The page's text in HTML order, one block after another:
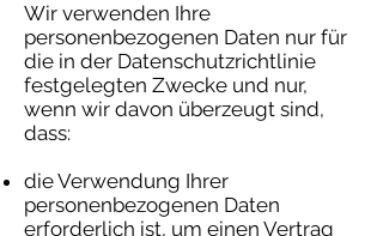
Wir verwenden Ihre
personenbezogenen Daten nur für
die in der Datenschutzrichtlinie
festgelegten Zwecke und nur,
wenn wir davon überzeugt sind,
dass:
die Verwendung Ihrer
personenbezogenen Daten
erforderlich ist, um einen Vertrag